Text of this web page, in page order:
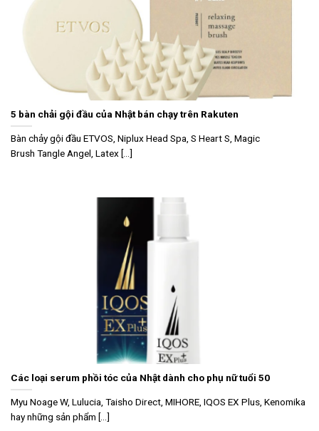
5 bàn chải gội đầu của Nhật bán chạy trên Rakuten
Bàn chảy gội đầu ETVOS, Niplux Head Spa, S Heart S, Magic
Brush Tangle Angel, Latex [...]
Các loại serum phồi tóc của Nhật dành cho phụ nữ tuổi 50
Myu Noage W, Lulucia, Taisho Direct, MIHORE, IQOS EX Plus, Kenomika
hay những sản phẩm [...]